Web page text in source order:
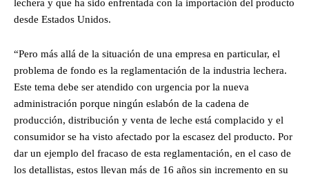
lechera y que ha sido enfrentada con la importación del producto
desde Estados Unidos.
“Pero más allá de la situación de una empresa en particular, el
problema de fondo es la reglamentación de la industria lechera.
Este tema debe ser atendido con urgencia por la nueva
administración porque ningún eslabón de la cadena de
producción, distribución y venta de leche está complacido y el
consumidor se ha visto afectado por la escasez del producto. Por
dar un ejemplo del fracaso de esta reglamentación, en el caso de
los detallistas, estos llevan más de 16 años sin incremento en su